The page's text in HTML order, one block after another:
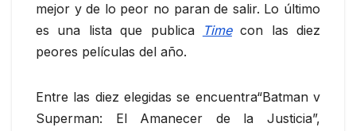
mejor y de lo peor no paran de salir. Lo último
es una lista que publica
Timecon las diez
peores películas del año.
Entre las diez elegidas se encuentra“Batman v
Superman: El Amanecer de la Justicia”,